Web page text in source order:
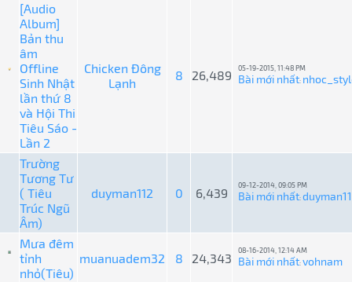
[Audio
Album]
Bản thu
âm
Offline
Sinh Nhật
lần thứ 8
và Hội Thi
Tiêu Sáo -
Lần 2
Chicken Đông
Lạnh
8 26,489 05-19-2015, 11:48 PM
Bài mới nhất:
Trường
Tương Tư
( Tiêu
Trúc Ngũ
Âm)
duyman112 0 6,439
09-12-2014, 09:05 PM
Bài mới nhất:
Mưa đêm
tỉnh
nhỏ(Tiêu)
muanuadem32 8 24,343
08-16-2014, 12:14 AM
Bài mới nhất:vohnam